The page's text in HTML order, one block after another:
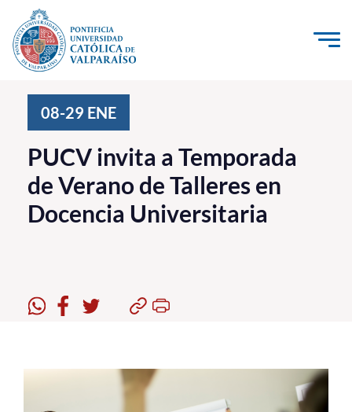
Click acá para ir directamente al contenido
Investigación, Creación e Innovación
PUCV Internacional
Vinculación con el Medio
Postgrado
08-29 ENE
PUCV invita a Temporada
de Verano de Talleres en
Docencia Universitaria